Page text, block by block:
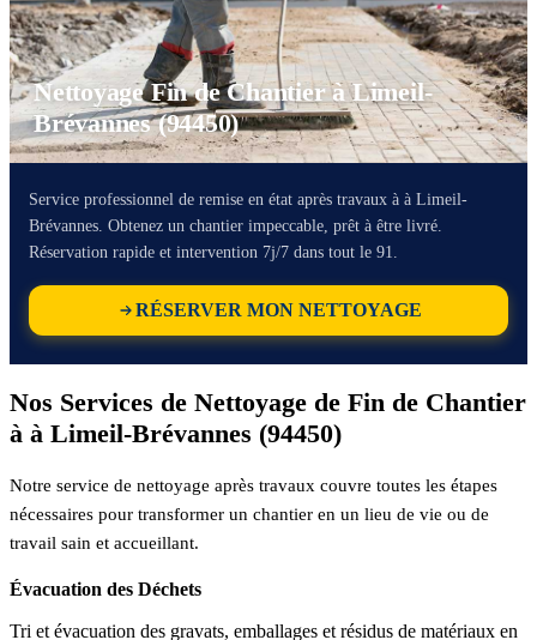
Nettoyage Fin de Chantier à Limeil-
Brévannes (94450)
Service professionnel de remise en état après travaux à à Limeil-
Brévannes. Obtenez un chantier impeccable, prêt à être livré.
Réservation rapide et intervention 7j/7 dans tout le 91.
RÉSERVER MON NETTOYAGE
Nos Services de Nettoyage de Fin de Chantier
à à Limeil-Brévannes (94450)
Notre service de nettoyage après travaux couvre toutes les étapes
nécessaires pour transformer un chantier en un lieu de vie ou de
travail sain et accueillant.
Évacuation des Déchets
Tri et évacuation des gravats, emballages et résidus de matériaux en